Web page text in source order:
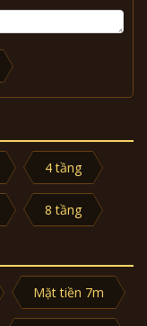
4 tầng
8 tầng
Mặt tiền 7m